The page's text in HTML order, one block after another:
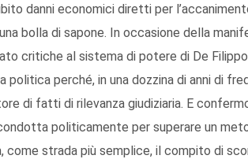
danni economici diretti per
bolla di sapone. In occasione della
critiche al sistema di potere di De
perché, in una dozzina di anni di
di fatti di rilevanza giudiziaria. E
politicamente per superare un
come strada più semplice, il compito di